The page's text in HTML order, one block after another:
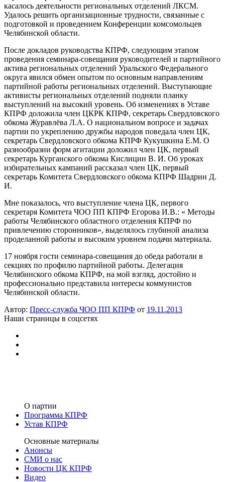
касалось деятельности региональных отделений ЛКСМ.
Удалось решить организационные трудности, связанные с
подготовкой и проведением Конференции комсомольцев
Челябинской области.
После докладов руководства КПРФ, следующим этапом
проведения семинара-совещания руководителей и партийного
актива региональных отделений Уральского Федерального
округа явился обмен опытом по основным направлениям
партийной работы региональных отделений. Выступающие
активисты региональных отделений подняли планку
выступлений на высокий уровень. Об изменениях в Уставе
КПРФ доложила член ЦКРК КПРФ, секретарь Свердловского
обкома Журавлёва Л.А. О национальном вопросе и задачах
партии по укреплению дружбы народов поведала член ЦК,
секретарь Свердловского обкома КПРФ Кукушкина Е.М. О
разнообразии форм агитации доложил член ЦК, первый
секретарь Курганского обкома Кислицин В. И. Об уроках
избирательных кампаний рассказал член ЦК, первый
секретарь Комитета Свердловского обкома КПРФ Шадрин Д.
И.
Мне показалось, что выступление члена ЦК, первого
секретаря Комитета ЧОО ПП КПРФ Егорова И.В.: « Методы
работы Челябинского областного отделения КПРФ по
привлечению сторонников», выделялось глубиной анализа
проделанной работы и высоким уровнем подачи материала.
17 ноября гости семинара-совещания до обеда работали в
секциях по профилю партийной работы. Делегация
Челябинского обкома КПРФ, на мой взгляд, достойно и
профессионально представила интересы коммунистов
Челябинской области.
Автор: Пресс-служба ЧОО ПП КПРФ от 19.11.2013
Наши страницы в соцсетях
О партии
Программа КПРФ
Устав КПРФ
Основные материалы
Анонсы
СМИ о нас
Новости ЦК КПРФ
Видео